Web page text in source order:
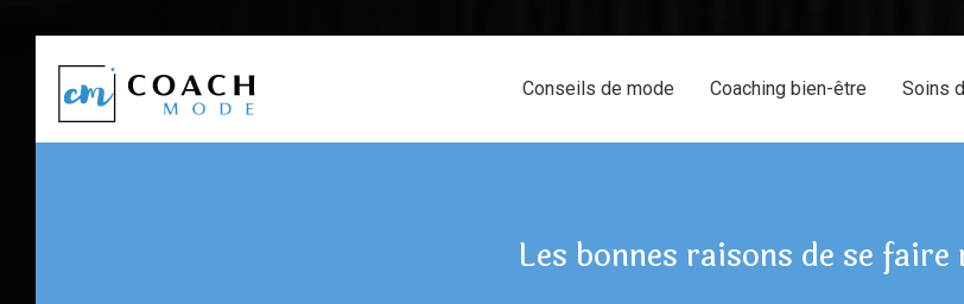
Conseils de mode Coaching bien-être Soins
Les bonnes raisons de se